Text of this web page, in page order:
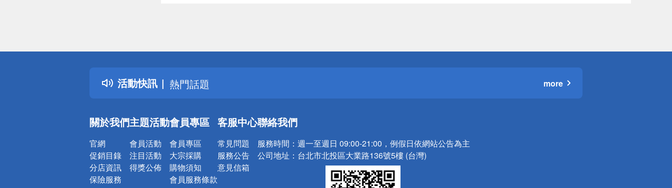
活動快訊
詐騙網頁！請小心！
得獎公告
熱門話題
銀行優惠
詐騙網頁！請小心！
more
關於我們
官網
促銷目錄
分店資訊
保險服務
主題活動
會員活動
注目活動
得獎公佈
會員專區
會員專區
大宗採購
購物須知
會員服務條款
客服中心
常見問題
服務公告
意見信箱
聯絡我們
服務時間： 週一至週日 09:00-21:00，例假日依網站公告為主
公司地址： 台北市北投區大業路136號5樓 (台灣)